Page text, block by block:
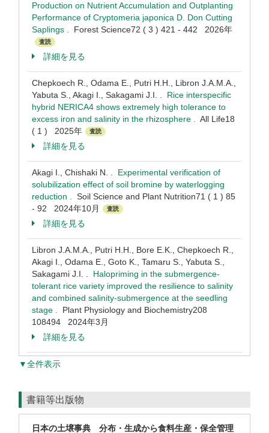
Production on Nutrient Accumulation and Outplanting
Performance of Cryptomeria japonica D. Don Cutting
Saplings . Forest Science72 ( 3 ) 421 - 442 2026年
査読
詳細を見る
Chepkoech R., Odama E., Putri H.H., Libron J.A.M.A.,
Yabuta S., Akagi I., Sakagami J.I. . Rice interspecific
hybrid NERICA4 shows extremely high tolerance to
excess iron and salinity in the rhizosphere . All Life18
( 1 ) 2025年
査読
詳細を見る
Akagi I., Chishaki N. . Experimental verification of
solubilization effect of soil bromine by waterlogging
reduction . Soil Science and Plant Nutrition71 ( 1 ) 85
- 92 2024年10月
査読
詳細を見る
Libron J.A.M.A., Putri H.H., Bore E.K., Chepkoech R.,
Akagi I., Odama E., Goto K., Tamaru S., Yabuta S.,
Sakagami J.I. . Halopriming in the submergence-
tolerant rice variety improved the resilience to salinity
and combined salinity-submergence at the seedling
stage . Plant Physiology and Biochemistry208
108494 2024年3月
詳細を見る
▼全件表示
書籍等出版物
日本の土壌事典 分布・生成から食料生産・保全管理